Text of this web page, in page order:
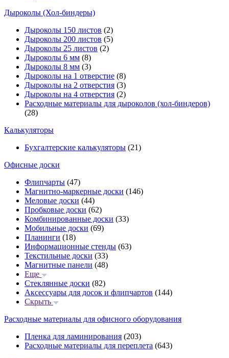
Дыроколы (Хол-биндеры)
Дыроколы 150 листов (2)
Дыроколы 200 листов (5)
Дыроколы 25 листов (2)
Дыроколы 6 мм (8)
Дыроколы 8 мм (3)
Дыроколы на 1 отверстие (8)
Дыроколы на 2 отверстия (3)
Дыроколы на 4 отверстия (2)
Расходные материалы для дыроколов (хол-биндеров)
(28)
Калькуляторы
Бухгалтерские калькуляторы (21)
Офисные доски
Флипчарты (47)
Магнитно-маркерные доски (146)
Меловые доски (44)
Пробковые доски (62)
Комбинированные доски (33)
Мобильные доски (69)
Планинги (18)
Информационные стенды (63)
Текстильные доски (33)
Магнитные панели (48)
Еще
Стеклянные доски (82)
Аксессуары для досок и флипчартов (144)
Скрыть
Расходные материалы для офисного оборудования
Пленка для ламинирования (203)
Расходные материалы для переплета (643)